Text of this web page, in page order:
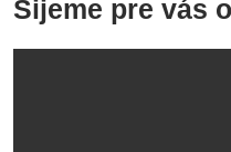
Šijeme pre vás